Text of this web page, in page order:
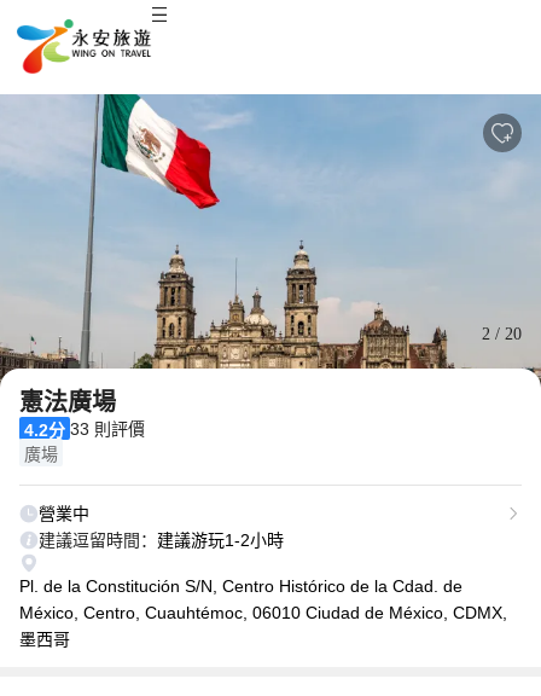
2 / 20
憲法廣場
4.2分 33 則評價
廣場
營業中
建議逗留時間： 建議游玩1-2小時
Pl. de la Constitución S/N, Centro Histórico de la Cdad. de
México, Centro, Cuauhtémoc, 06010 Ciudad de México, CDMX,
墨西哥